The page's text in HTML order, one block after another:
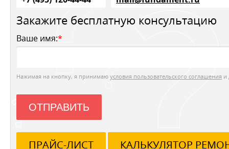
Закажите бесплатную консультацию
Ваше имя:*
Нажимая на кнопку, я принимаю условия пользовательского соглашения и
ОТПРАВИТЬ
ПРАЙС-ЛИСТ КАЛЬКУЛЯТОР